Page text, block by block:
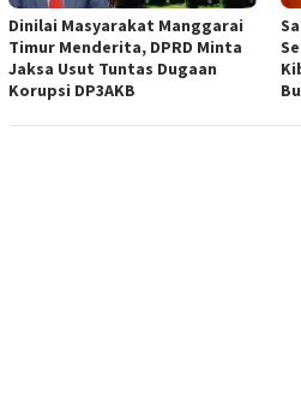
Dinilai Masyarakat Manggarai
Timur Menderita, DPRD Minta
Jaksa Usut Tuntas Dugaan
Korupsi DP3AKB